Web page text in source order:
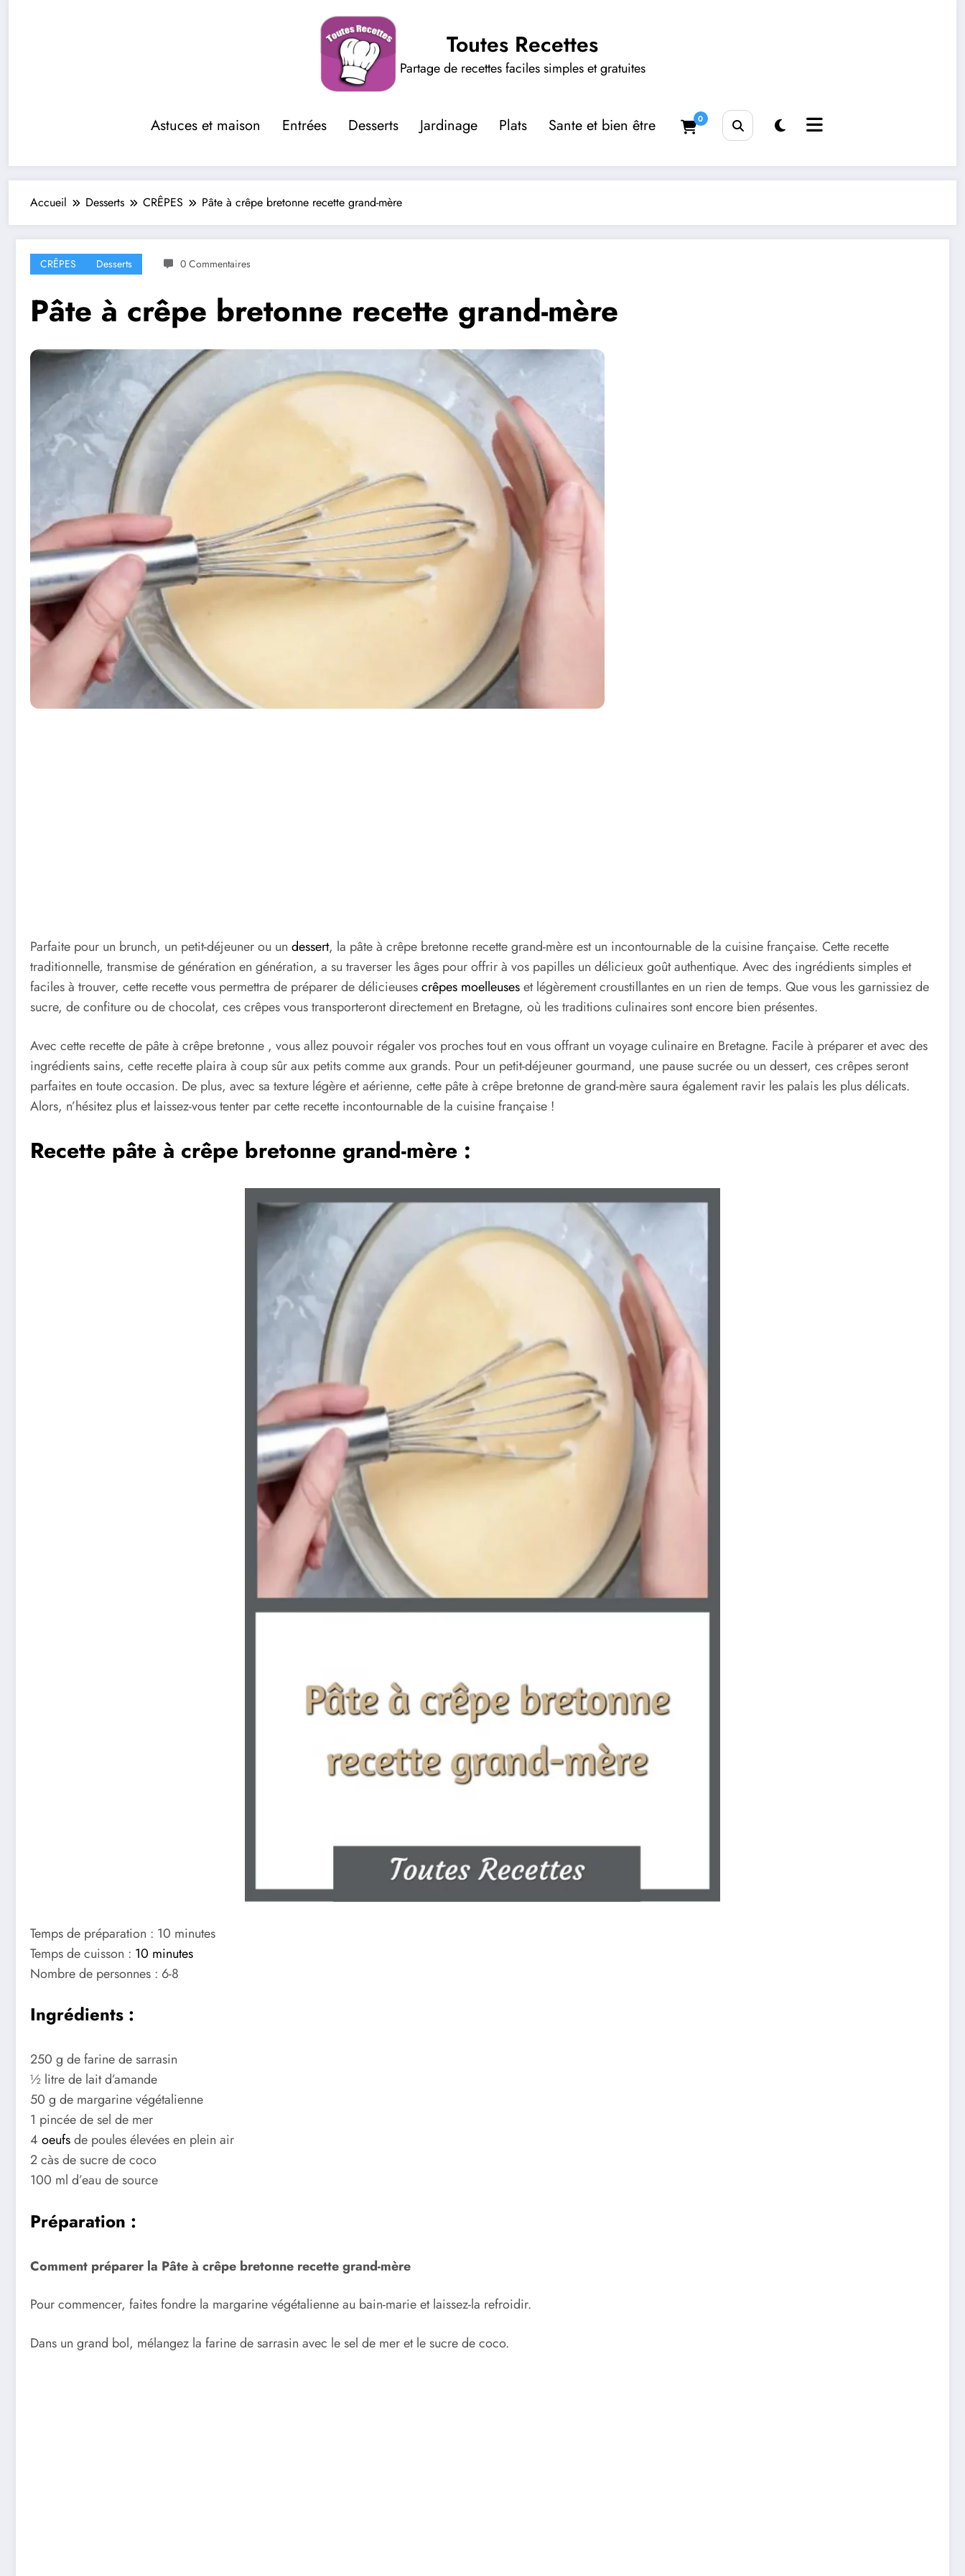
Toutes Recettes
Partage de recettes faciles simples et gratuites
Astuces et maison Entrées Desserts Jardinage Plats Sante et bien être 0
Accueil Desserts CRÊPES Pâte à crêpe bretonne recette grand-mère
CRÊPES Desserts 0 Commentaires
Pâte à crêpe bretonne recette grand-mère
Parfaite pour un brunch, un petit-déjeuner ou un dessert, la pâte à crêpe bretonne recette grand-mère est un incontournable de la cuisine française. Cette recette
traditionnelle, transmise de génération en génération, a su traverser les âges pour offrir à vos papilles un délicieux goût authentique. Avec des ingrédients simples et
faciles à trouver, cette recette vous permettra de préparer de délicieusescrêpes moelleuseset légèrement croustillantes en un rien de temps. Que vous les garnissiez de
sucre, de confiture ou de chocolat, ces crêpes vous transporteront directement en Bretagne, où les traditions culinaires sont encore bien présentes.
Avec cette recette de pâte à crêpe bretonne , vous allez pouvoir régaler vos proches tout en vous offrant un voyage culinaire en Bretagne. Facile à préparer et avec des
ingrédients sains, cette recette plaira à coup sûr aux petits comme aux grands. Pour un petit-déjeuner gourmand, une pause sucrée ou un dessert, ces crêpes seront
parfaites en toute occasion. De plus, avec sa texture légère et aérienne, cette pâte à crêpe bretonne de grand-mère saura également ravir les palais les plus délicats.
Alors, n’hésitez plus et laissez-vous tenter par cette recette incontournable de la cuisine française !
Recette pâte à crêpe bretonne grand-mère :
Temps de préparation : 10 minutes
Temps de cuisson : 10 minutes
Nombre de personnes : 6-8
Ingrédients :
250 g de farine de sarrasin
½ litre de lait d’amande
50 g de margarine végétalienne
1 pincée de sel de mer
4 oeufsde poules élevées en plein air
2 càs de sucre de coco
100 ml d’eau de source
Préparation :
Comment préparer la Pâte à crêpe bretonne recette grand-mère
Pour commencer, faites fondre la margarine végétalienne au bain-marie et laissez-la refroidir.
Dans un grand bol, mélangez la farine de sarrasin avec le sel de mer et le sucre de coco.